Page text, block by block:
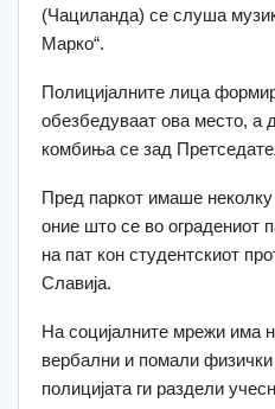
(Чациланда) се слуша
Марко“.
Полицијалните лица
обезбедуваат ова место, а
комбиња се зад
Пред паркот имаше
оние што се во оградениот
на пат кон студентскиот
Славија.
На социјалните мрежи има
вербални и помали
полицијата ги раздели